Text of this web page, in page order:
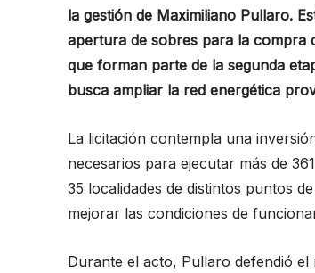
la gestión de Maximiliano Pullaro.
apertura de sobres para la compra
que forman parte de la segunda
busca ampliar la red energética
La licitación contempla una
necesarios para ejecutar más de
35 localidades de distintos puntos
mejorar las condiciones de
Durante el acto, Pullaro defendió